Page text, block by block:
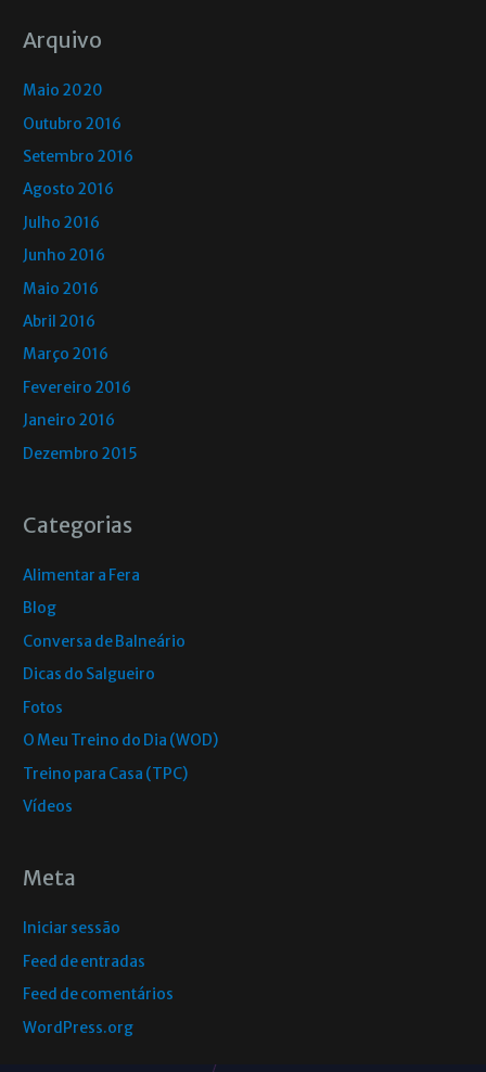
Arquivo
Maio 2020
Outubro 2016
Setembro 2016
Agosto 2016
Julho 2016
Junho 2016
Maio 2016
Abril 2016
Março 2016
Fevereiro 2016
Janeiro 2016
Dezembro 2015
Categorias
Alimentar a Fera
Blog
Conversa de Balneário
Dicas do Salgueiro
Fotos
O Meu Treino do Dia (WOD)
Treino para Casa (TPC)
Vídeos
Meta
Iniciar sessão
Feed de entradas
Feed de comentários
WordPress.org